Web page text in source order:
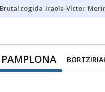
Brutal cogida Iraola-Víctor
PAMPLONA